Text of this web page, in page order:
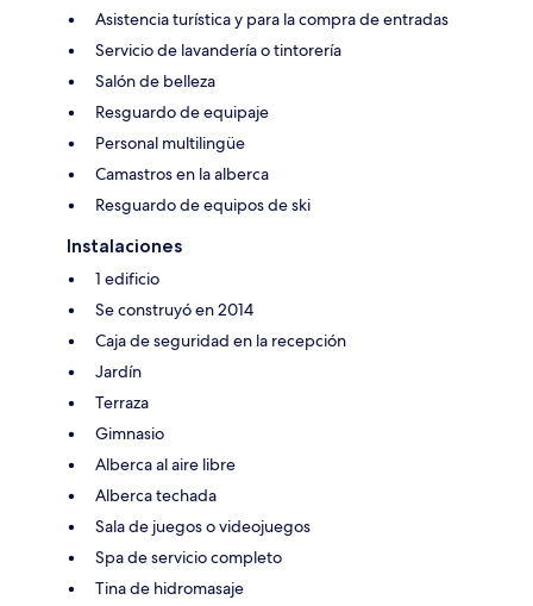
Asistencia turística y para la compra de entradas
Servicio de lavandería o tintorería
Salón de belleza
Resguardo de equipaje
Personal multilingüe
Camastros en la alberca
Resguardo de equipos de ski
Instalaciones
1 edificio
Se construyó en 2014
Caja de seguridad en la recepción
Jardín
Terraza
Gimnasio
Alberca al aire libre
Alberca techada
Sala de juegos o videojuegos
Spa de servicio completo
Tina de hidromasaje